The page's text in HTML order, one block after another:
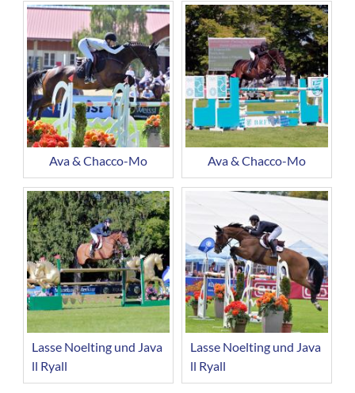
Ava & Chacco-Mo Ava & Chacco-Mo
Lasse Noelting und Java
ll Ryall
Lasse Noelting und Java
ll Ryall